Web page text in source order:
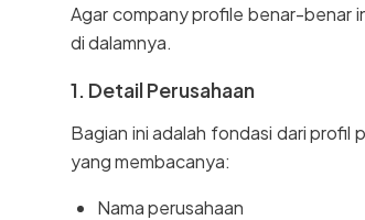
Agar company profile benar-benar
di dalamnya.
1. Detail Perusahaan
Bagian ini adalah fondasi dari profil
yang membacanya:
Nama perusahaan